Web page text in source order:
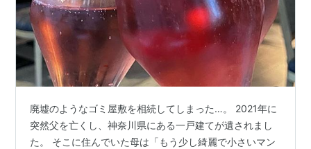
廃墟のようなゴミ屋敷を相続してしまった…。 2021年に
突然父を亡くし、神奈川県にある一戸建てが遺されまし
た。 そこに住んでいた母は「もう少し綺麗で小さいマン